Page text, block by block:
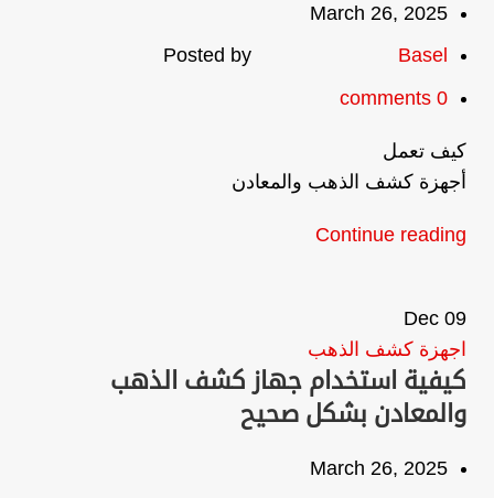
March 26, 2025
Posted by
Basel
0
comments
كيف تعمل
أجهزة كشف الذهب والمعادن
Continue reading
09
Dec
اجهزة كشف الذهب
كيفية استخدام جهاز كشف الذهب
والمعادن بشكل صحيح
March 26, 2025